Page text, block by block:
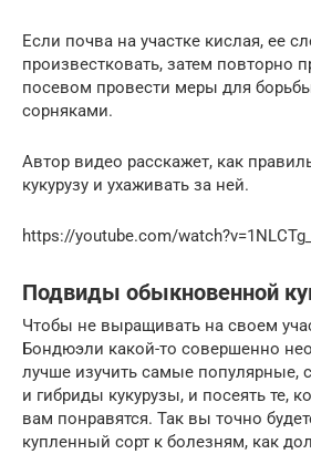
Если почва на участке кислая, ее
произвестковать, затем повторно
посевом провести меры для
сорняками.
Автор видео расскажет, как
кукурузу и ухаживать за ней.
https://youtube.com/
Подвиды обыкновенной
Чтобы не выращивать на своем
Бондюэли какой-то совершенно
лучше изучить самые популярные,
и гибриды кукурузы, и посеять те,
вам понравятся. Так вы точно
купленный сорт к болезням, как